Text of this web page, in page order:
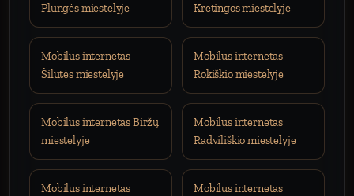
Plungės miestelyje
Kretingos miestelyje
Mobilus internetas
Šilutės miestelyje
Mobilus internetas
Rokiškio miestelyje
Mobilus internetas Biržų
miestelyje
Mobilus internetas
Radviliškio miestelyje
Mobilus internetas
Mobilus internetas